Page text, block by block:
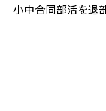
小中合同部活を退